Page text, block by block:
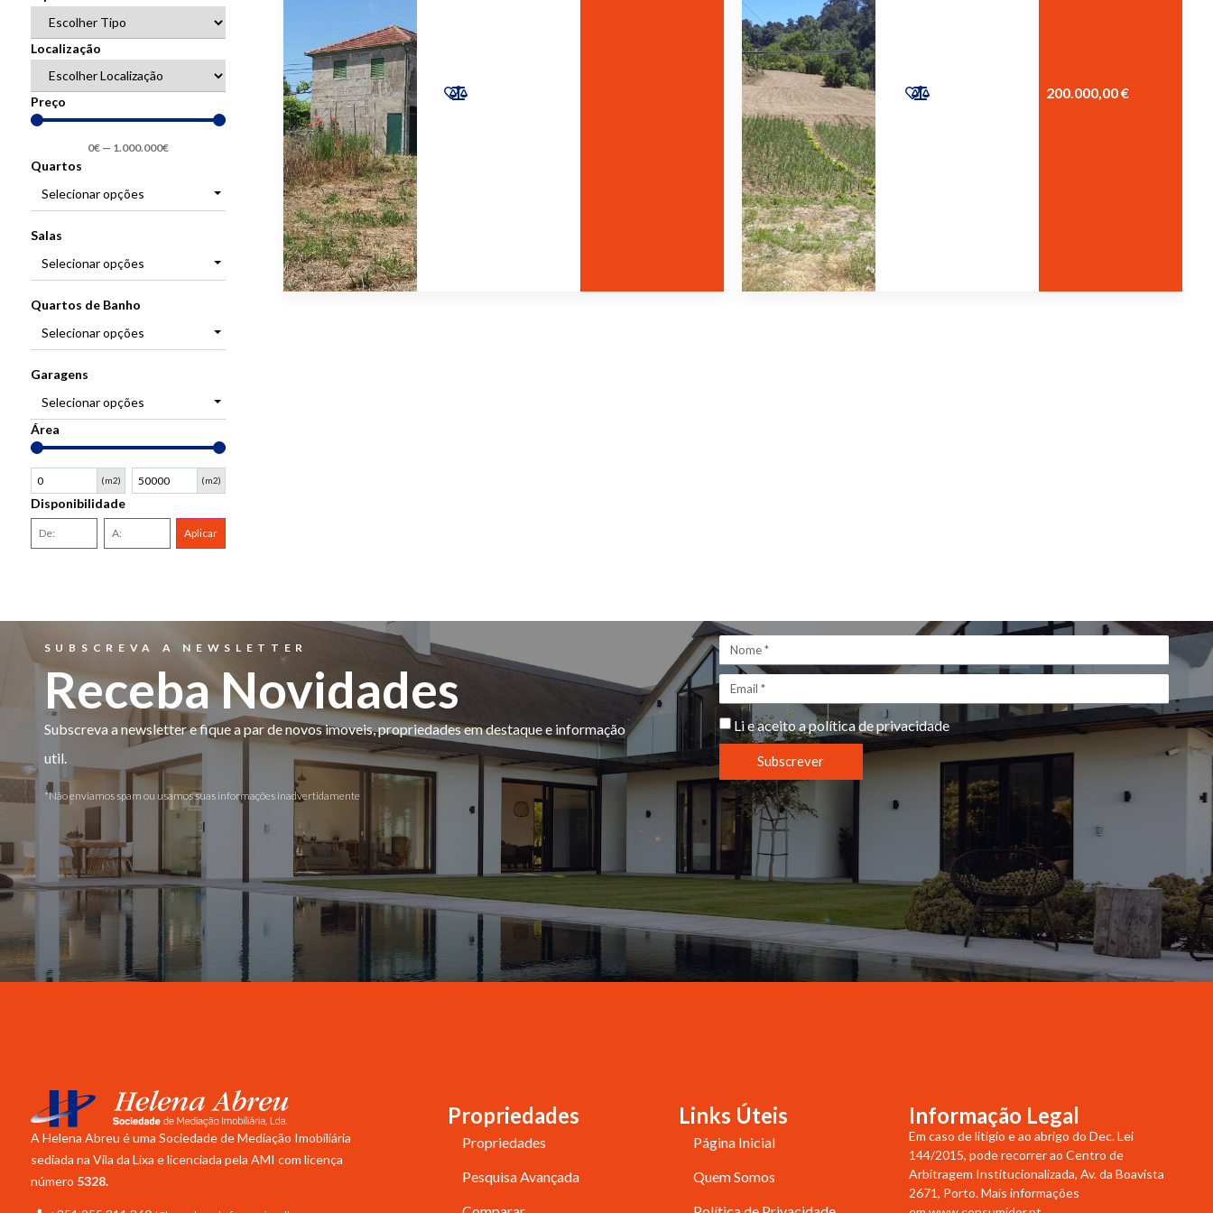
Localização
Preço
0€ — 1.000.000€
Quartos
Selecionar opções
Salas
Selecionar opções
Quartos de Banho
Selecionar opções
Garagens
Selecionar opções
Área
(m2) (m2)
Disponibilidade
Aplicar
200.000,00 €
SUBSCREVA A NEWSLETTER
Receba Novidades
Subscreva a newsletter e fique a par de novos imoveis, propriedades em destaque e informação
util.
*Não enviamos spam ou usamos suas informações inadvertidamente
Li e aceito apolítica de privacidade
Subscrever
A Helena Abreu é uma Sociedade de Mediação Imobiliária
sediada na Vila da Lixa e licenciada pela AMI com licença
número 5328.
Propriedades
Propriedades
Pesquisa Avançada
Links Úteis
Página Inicial
Quem Somos
Informação Legal
Em caso de litigio e ao abrigo do Dec. Lei
144/2015, pode recorrer ao Centro de
Arbitragem Institucionalizada, Av. da Boavista
2671, Porto. Mais informações